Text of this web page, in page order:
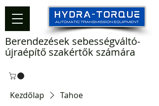
Berendezések sebességváltó-
újraépítő szakértők számára
Kezdőlap Tahoe